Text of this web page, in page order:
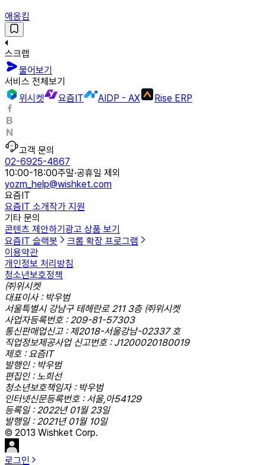
애옹킴
스크랩
물어보기
서비스 전체보기
위시켓
요즘IT AIDP - AX Rise ERP
고객 문의
02-6925-4867
10:00-18:00주말·공휴일 제외
yozm_help@wishket.com
요즘IT
요즘IT 소개작가 지원
기타 문의
콘텐츠 제안하기 광고 상품 보기
요즘IT 슬랙봇
크롬 확장 프로그램
이용약관
개인정보 처리방침
청소년보호정책
㈜위시켓
대표이사 : 박우범
서울특별시 강남구 테헤란로 211 3층 ㈜위시켓
사업자등록번호 : 209-81-57303
통신판매업신고 : 제2018-서울강남-02337 호
직업정보제공사업 신고번호 : J1200020180019
제호 : 요즘IT
발행인 : 박우범
편집인 : 노희선
청소년보호책임자 : 박우범
인터넷신문등록번호 : 서울,아54129
등록일 : 2022년 01월 23일
발행일 : 2021년 01월 10일
© 2013 Wishket Corp.
로그인